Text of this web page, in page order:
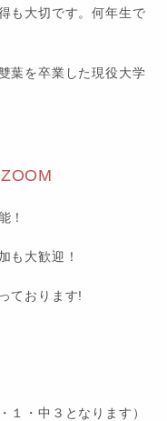
も大切です。何年生で
葉を卒業した現役大学
！
も大歓迎！
ております!
１・中３となります）